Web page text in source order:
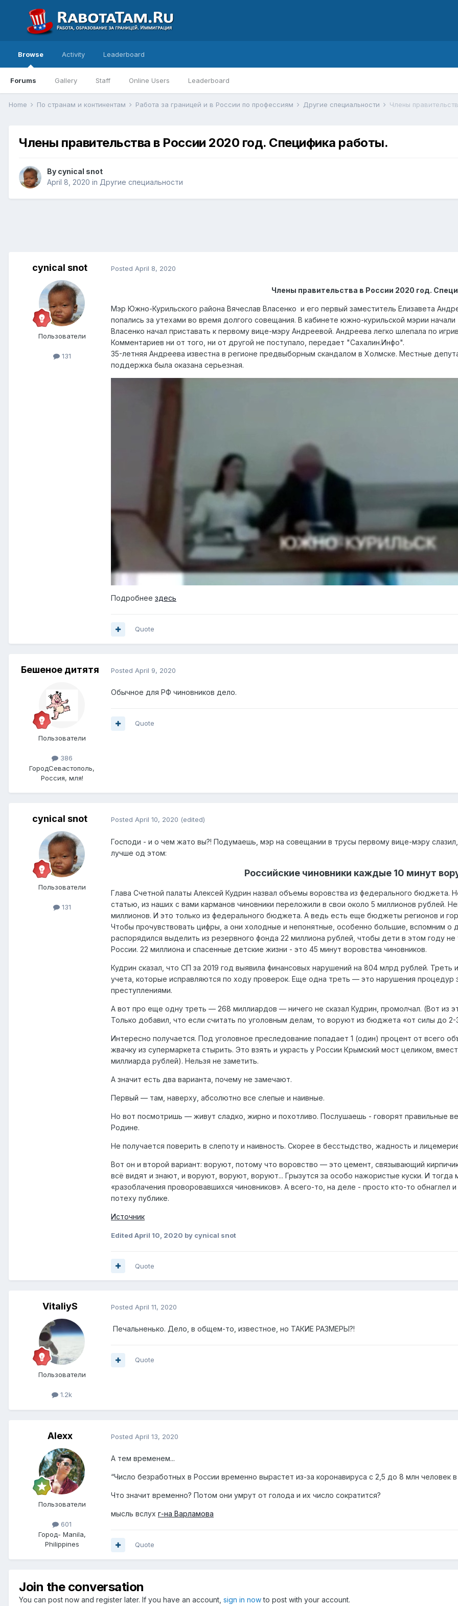
Browse
Forums Gallery Staff Online Users Leaderboard
Activity Leaderboard
Home По странам и континентам Работа за границей и в России по профессиям Другие специальности Члены
Члены правительства в России 2020 год. Специфика работы.
By cynical snot
April 8, 2020 in Другие специальности
cynical snot
Пользователи
131
Posted April 8, 2020
Члены правительства в России 2020 год.
Мэр Южно-Курильского района Вячеслав Власенко и его первый заместитель Елизавета
попались за утехами во время долгого совещания. В кабинете южно-курильской мэрии
Власенко начал приставать к первому вице-мэру Андреевой. Андреева легко шлепала по
Комментариев ни от того, ни от другой не поступало, передает "Сахалин.Инфо".
35-летняя Андреева известна в регионе предвыборным скандалом в Холмске. Местные
поддержка была оказана серьезная.
Подробнее здесь
Quote
Бешеное дитятя
Пользователи
386
ГородСевастополь,
Россия, мля!
Posted April 9, 2020
Обычное для РФ чиновников дело.
Quote
cynical snot
Пользователи
131
Posted April 10, 2020 (edited)
Господи - и о чем жато вы?! Подумаешь, мэр на совещании в трусы первому вице-мэру
лучше од этом:
Российские чиновники каждые 10 минут
Глава Счетной палаты Алексей Кудрин назвал объемы воровства из федерального бюджета.
статью, из наших с вами карманов чиновники переложили в свои около 5 миллионов рублей.
миллионов. И это только из федерального бюджета. А ведь есть еще бюджеты регионов и
Чтобы прочувствовать цифры, а они холодные и непонятные, особенно большие, вспомним
распорядился выделить из резервного фонда 22 миллиона рублей, чтобы дети в этом году
России. 22 миллиона и спасенные детские жизни - это 45 минут воровства чиновников.
Кудрин сказал, что СП за 2019 год выявила финансовых нарушений на 804 млрд рублей. Треть
учета, которые исправляются по ходу проверок. Еще одна треть — это нарушения процедур
преступлениями.
А вот про еще одну треть — 268 миллиардов — ничего не сказал Кудрин, промолчал. (Вот из
Только добавил, что если считать по уголовным делам, то воруют из бюджета «от силы до
Интересно получается. Под уголовное преследование попадает 1 (один) процент от всего
жвачку из супермаркета стырить. Это взять и украсть у России Крымский мост целиком,
миллиарда рублей). Нельзя не заметить.
А значит есть два варианта, почему не замечают.
Первый — там, наверху, абсолютно все слепые и наивные.
Но вот посмотришь — живут сладко, жирно и похотливо. Послушаешь - говорят правильные
Родине.
Не получается поверить в слепоту и наивность. Скорее в бесстыдство, жадность и
Вот он и второй вариант: воруют, потому что воровство — это цемент, связывающий
всё видят и знают, и воруют, воруют, воруют... Грызутся за особо нажористые куски. И
«разоблачения проворовавшихся чиновников». А всего-то, на деле - просто кто-то обнаглел
потеху публике.
Источник
Edited April 10, 2020 by cynical snot
Quote
VitaliyS
Пользователи
1.2k
Posted April 11, 2020
Печальненько. Дело, в общем-то, известное, но ТАКИЕ РАЗМЕРЫ?!
Quote
Alexx
Пользователи
601
Город- Manila,
Philippines
Posted April 13, 2020
А тем временем...
“Число безработных в России временно вырастет из-за коронавируса с 2,5 до 8 млн человек
Что значит временно? Потом они умрут от голода и их число сократится?
мысль вслух г-на Варламова
Quote
Join the conversation
You can post now and register later. If you have an account, sign in nowto post with your account.